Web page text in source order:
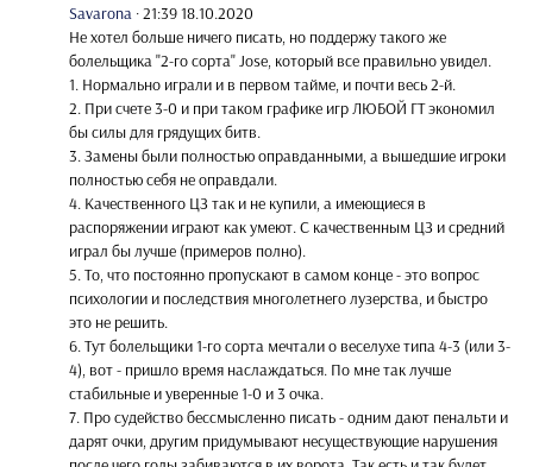
Savarona ·21:39 18.10.2020
Не хотел больше ничего писать, но поддержу такого же
болельщика "2-го сорта" Jose, который все правильно увидел.
1. Нормально играли и в первом тайме, и почти весь 2-й.
2. При счете 3-0 и при таком графике игр ЛЮБОЙ ГТ экономил
бы силы для грядущих битв.
3. Замены были полностью оправданными, а вышедшие игроки
полностью себя не оправдали.
4. Качественного ЦЗ так и не купили, а имеющиеся в
распоряжении играют как умеют. С качественным ЦЗ и средний
играл бы лучше (примеров полно).
5. То, что постоянно пропускают в самом конце - это вопрос
псиxологии и последствия многолетнего лузерства, и быстро
это не решить.
6. Тут болельщики 1-го сорта мечтали о веселухе типа 4-3 (или 3-
4), вот - пришло время наслаждаться. По мне так лучше
стабильные и уверенные 1-0 и 3 очка.
7. Про судейство бессмысленно писать - одним дают пенальти и
дарят очки, другим придумывают несуществующие нарушения